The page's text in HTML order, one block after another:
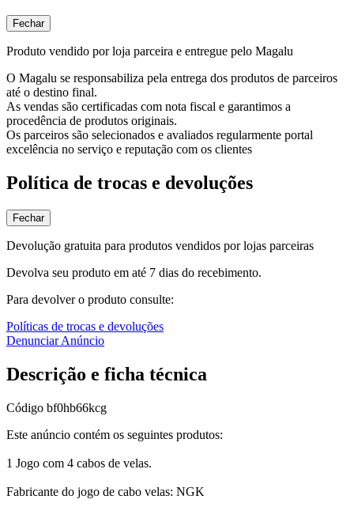
Fechar
Produto vendido por loja parceira e entregue pelo Magalu
O Magalu se responsabiliza pela entrega dos produtos de parceiros
até o destino final.
As vendas são certificadas com nota fiscal e garantimos a
procedência de produtos originais.
Os parceiros são selecionados e avaliados regularmente portal
excelência no serviço e reputação com os clientes
Política de trocas e devoluções
Fechar
Devolução gratuita para produtos vendidos por lojas parceiras
Devolva seu produto em até 7 dias do recebimento.
Para devolver o produto consulte:
Políticas de trocas e devoluções
Denunciar Anúncio
Descrição e ficha técnica
Código bf0hb66kcg
Este anúncio contém os seguintes produtos:
1 Jogo com 4 cabos de velas.
Fabricante do jogo de cabo velas: NGK